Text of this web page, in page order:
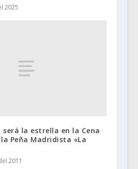
2025
será la estrella en la Cena
Peña Madridista «La
2011